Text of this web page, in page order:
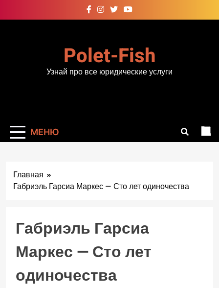
к
Polet-Fish
Узнай про все юридические услуги
МЕНЮ
Главная
Габриэль Гарсиа Маркес — Сто лет одиночества
Габриэль Гарсиа
Маркес — Сто лет
одиночества